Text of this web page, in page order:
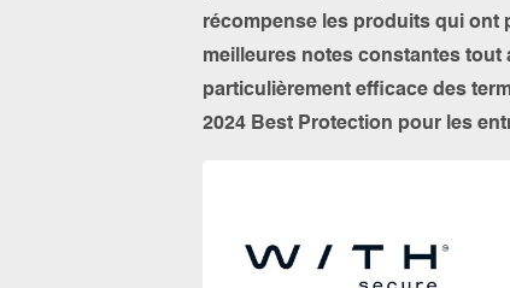
récompense les produits qui ont
meilleures notes constantes tout
particulièrement efficace des
2024 Best Protection pour les